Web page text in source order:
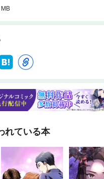
れている本